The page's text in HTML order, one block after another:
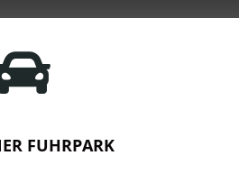
FUHRPARK